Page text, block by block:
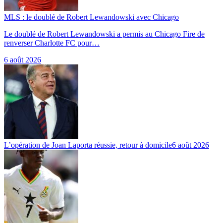
MLS : le doublé de Robert Lewandowski avec Chicago
Le doublé de Robert Lewandowski a permis au Chicago Fire de
renverser Charlotte FC pour…
6 août 2026
L’opération de Joan Laporta réussie, retour à domicile6 août 2026